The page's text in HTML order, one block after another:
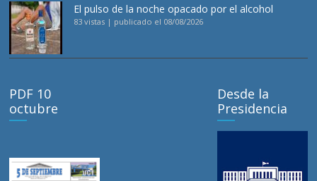
El pulso de la noche opacado por el alcohol
83 vistas | publicado el 08/08/2026
PDF 10
octubre
Desde la
Presidencia